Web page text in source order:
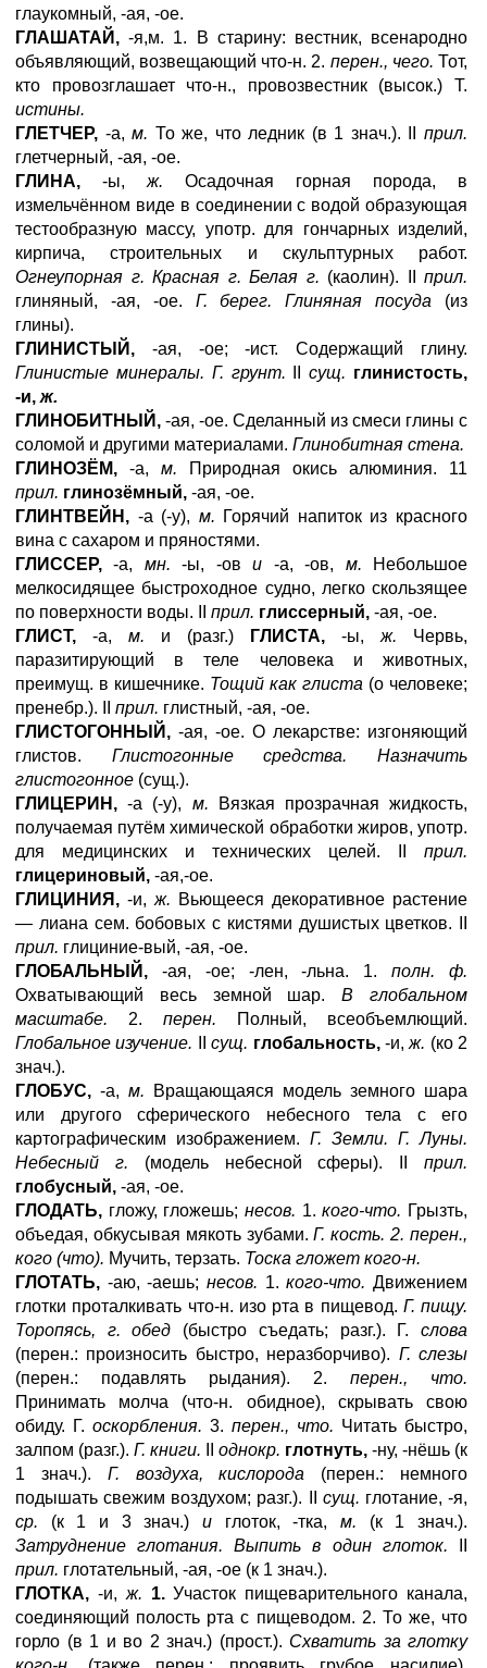
глаукомный, -ая, -ое.
ГЛАШАТАЙ, -я,м. 1. В старину: вестник, всенародно
объявляющий, возвещающий что-н. 2. перен., чего. Тот,
кто провозглашает что-н., провозвестник (высок.) Т.
истины.
ГЛЕТЧЕР, -а,м. То же, что ледник (в 1 знач.). IIприл.
глетчерный, -ая, -ое.
ГЛИНА, -ы, ж. Осадочная горная порода, в
измельчённом виде в соединении с водой образующая
тестообразную массу, употр. для гончарных изделий,
кирпича, строительных и скульптурных работ.
Огнеупорная г. Красная г. Белая г. (каолин). II прил.
глиняный, -ая, -ое. Г. берег. Глиняная посуда (из
глины).
ГЛИНИСТЫЙ, -ая, -ое; -ист. Содержащий глину.
Глинистые минералы. Г. грунт.
IIсущ. глинистость,
-и, ж.
ГЛИНОБИТНЫЙ, -ая, -ое. Сделанный из смеси глины с
соломой и другими материалами. Глинобитная стена.
ГЛИНОЗЁМ, -а, м. Природная окись алюминия. 11
прил. глинозёмный, -ая, -ое.
ГЛИНТВЕЙН, -а (-у), м. Горячий напиток из красного
вина с сахаром и пряностями.
ГЛИССЕР, -а, мн. -ы, -ови -а, -ов, м. Небольшое
мелкосидящее быстроходное судно, легко скользящее
по поверхности воды. II прил. глиссерный, -ая, -ое.
ГЛИСТ, -а, м. и (разг.) ГЛИСТА, -ы, ж. Червь,
паразитирующий в теле человека и животных,
преимущ. в кишечнике. Тощий как глиста (о человеке;
пренебр.). II прил. глистный, -ая, -ое.
ГЛИСТОГОННЫЙ, -ая, -ое. О лекарстве: изгоняющий
глистов. Глистогонные средства. Назначить
глистогонное (сущ.).
ГЛИЦЕРИН, -а (-у), м. Вязкая прозрачная жидкость,
получаемая путём химической обработки жиров, употр.
для медицинских и технических целей. II прил.
глицериновый, -ая,-ое.
ГЛИЦИНИЯ, -и, ж. Вьющееся декоративное растение
— лиана сем. бобовых с кистями душистых цветков. II
прил. глициние-вый, -ая, -ое.
ГЛОБАЛЬНЫЙ, -ая, -ое; -лен, -льна. 1.полн. ф.
Охватывающий весь земной шар.В глобальном
масштабе. 2. перен. Полный, всеобъемлющий.
Глобальное изучение.
IIсущ. глобальность,-и,ж. (ко 2
знач.).
ГЛОБУС, -а, м. Вращающаяся модель земного шара
или другого сферического небесного тела с его
картографическим изображением. Г. Земли. Г. Луны.
Небесный г. (модель небесной сферы). IIприл.
глобусный, -ая, -ое.
ГЛОДАТЬ, гложу, гложешь; несов. 1.кого-что. Грызть,
объедая, обкусывая мякоть зубами.Г. кость. 2. перен.,
кого (что). Мучить, терзать. Тоска гложет кого-н.
ГЛОТАТЬ, -аю, -аешь; несов. 1.кого-что.Движением
глотки проталкивать что-н. изо рта в пищевод. Г. пищу.
Торопясь, г. обед (быстро съедать; разг.). Г.слова
(перен.: произносить быстро, неразборчиво). Г. слезы
(перен.: подавлять рыдания). 2. перен., что.
Принимать молча (что-н. обидное), скрывать свою
обиду. Г. оскорбления. 3. перен., что. Читать быстро,
залпом (разг.). Г. книги. однокр. глотнуть, -ну, -нёшь (к
1 знач.). Г. воздуха, кислорода (перен.: немного
подышать свежим воздухом; разг.). II сущ. глотание, -я,
ср. (к 1 и 3 знач.) и глоток, -тка, м. (к 1 знач.).
Затруднение глотания. Выпить в один глоток.
прил. глотательный, -ая, -ое (к 1 знач.).
ГЛОТКА, -и, ж. 1.Участок пищеварительного канала,
соединяющий полость рта с пищеводом. 2. То же, что
горло (в 1 и во 2 знач.) (прост.). Схватить за глотку